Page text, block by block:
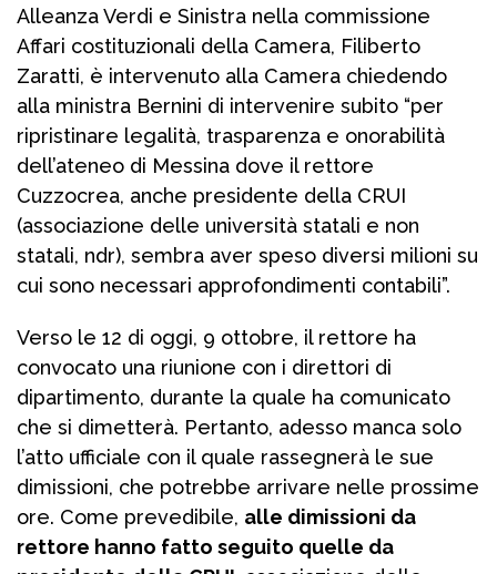
Alleanza Verdi e Sinistra nella commissione
Affari costituzionali della Camera, Filiberto
Zaratti, è intervenuto alla Camera chiedendo
alla ministra Bernini di intervenire subito “per
ripristinare legalità, trasparenza e onorabilità
dell’ateneo di Messina dove il rettore
Cuzzocrea, anche presidente della CRUI
(associazione delle università statali e non
statali, ndr), sembra aver speso diversi milioni su
cui sono necessari approfondimenti contabili”.
Verso le 12 di oggi, 9 ottobre, il rettore ha
convocato una riunione con i direttori di
dipartimento, durante la quale ha comunicato
che si dimetterà. Pertanto, adesso manca solo
l’atto ufficiale con il quale rassegnerà le sue
dimissioni, che potrebbe arrivare nelle prossime
ore. Come prevedibile, alle dimissioni da
rettore hanno fatto seguito quelle da